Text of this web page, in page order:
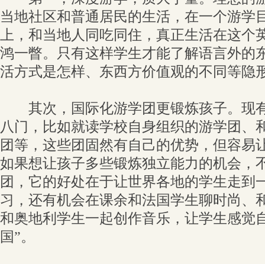
当地社区和普通居民的生活，在一个游学
上，和当地人同吃同住，真正生活在这个
鸿一瞥。只有这样学生才能了解语言外的
活方式是怎样、东西方价值观的不同等隐
其次，国际化游学团更锻炼孩子。现
八门，比如就读学校自身组织的游学团、
团等，这些团固然有自己的优势，但容易
如果想让孩子多些锻炼独立能力的机会，
团，它的好处在于让世界各地的学生走到
习，还有机会在课余和法国学生聊时尚、
和奥地利学生一起创作音乐，让学生感觉
国”。